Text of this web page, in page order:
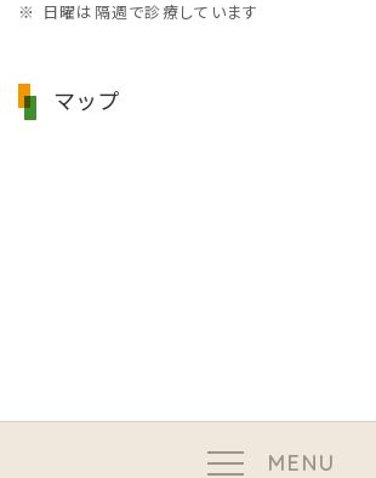
※ 日曜は隔週で診療しています
マップ
MENU